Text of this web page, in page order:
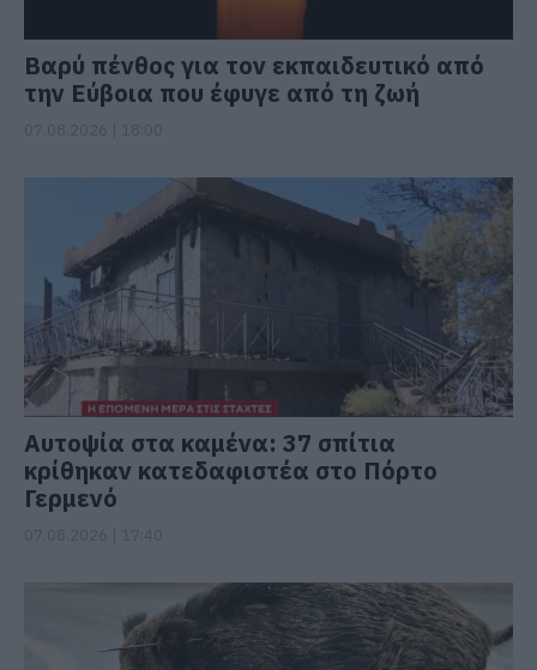
Βαρύ πένθος για τον εκπαιδευτικό από
την Εύβοια που έφυγε από τη ζωή
Αυτοψία στα καμένα: 37 σπίτια
κρίθηκαν κατεδαφιστέα στο Πόρτο
Γερμενό